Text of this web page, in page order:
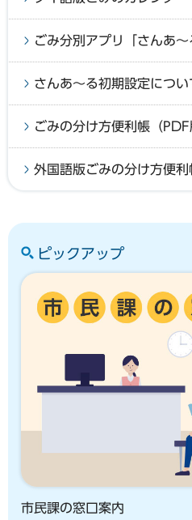
ごみ分別アプリ「さんあ
さんあ～る初期設定につい
ごみの分け方便利帳（PDF
外国語版ごみの分け方便利
ピックアップ
市民課の窓口案内